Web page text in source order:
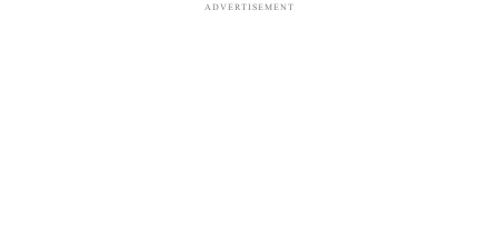
ADVERTISEMENT